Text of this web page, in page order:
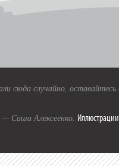
сюда случайно,
— Саша Алексеенко. Иллюстрации